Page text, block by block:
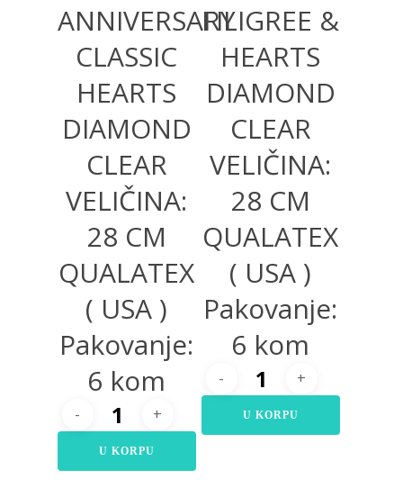
ANNIVERSARY
CLASSIC
HEARTS
DIAMOND
CLEAR
VELIČINA:
28 CM
QUALATEX
( USA )
Pakovanje:
6 kom
U KORPU
FILIGREE &
HEARTS
DIAMOND
CLEAR
VELIČINA:
28 CM
QUALATEX
( USA )
Pakovanje:
6 kom
U KORPU